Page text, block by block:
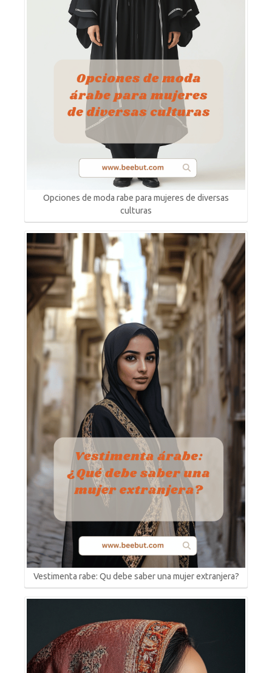
Opciones de moda rabe para mujeres de diversas
culturas
Vestimenta rabe: Qu debe saber una mujer extranjera?